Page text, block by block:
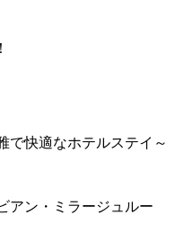
で快適なホテルステイ～
アン・ミラージュルー